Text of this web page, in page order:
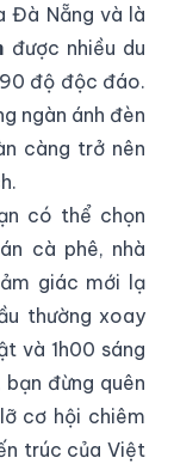
Đà Nẵng và là
được nhiều du
độ độc đáo.
ngàn ánh đèn
càng trở nên
có thể chọn
cà phê, nhà
giác mới lạ
thường xoay
và 1h00 sáng
đừng quên
cơ hội chiêm
trúc của Việt